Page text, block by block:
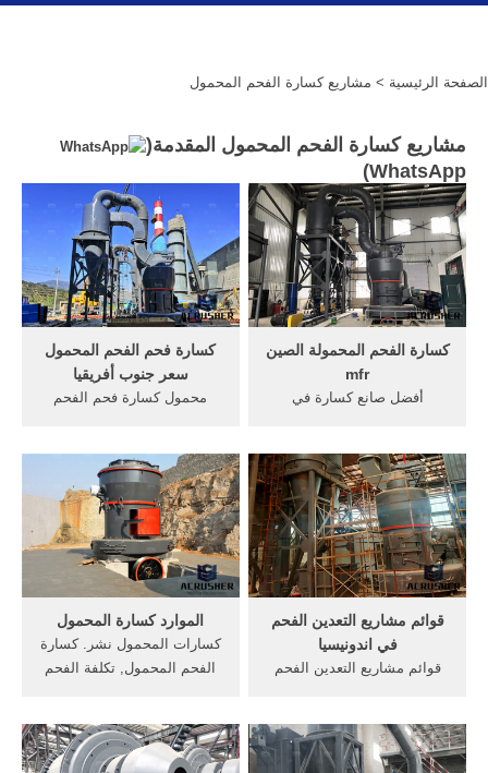
الصفحة الرئيسية > مشاريع كسارة الفحم المحمول
مشاريع كسارة الفحم المحمول المقدمة(
WhatsApp
)
كسارة فحم الفحم المحمول
سعر جنوب أفريقيا
محمول كسارة فحم الفحم
جنوب أفريقيا, محمول خام
الذهب مزود تأثير محطم في
سعر سحق الفحم copasasia
الجوال سحق النبات
كسارة الفحم المحمولة الصين
mfr
أفضل صانع كسارة في
المطاحن في دردشة مجانية
تكلفة كسارات التعدين الباريت
الخرسانة,في الصين,كم تكلفة
كسارة بحص 2016,كم يكلف
مشروع كسارات,مشاريع.
الموارد كسارة المحمول
كسارات المحمول نشر. كسارة
الفحم المحمول, تكلفة الفحم
More/اقرأ أكثر] المحمول
محطم جنوب أفريقياiqjxuxyz
قوائم مشاريع التعدين الفحم
في اندونيسيا
قوائم مشاريع التعدين الفحم
مشاريع "رأس الخير" في قطاع
التعدين مشاريع بـ أسماء مناجم